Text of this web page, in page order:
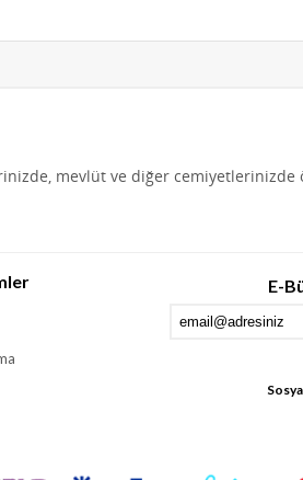
mevlüt ve diğer cemiyetlerinizde
E-